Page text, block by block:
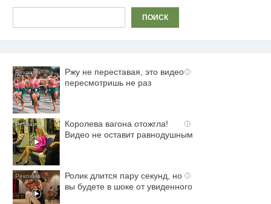
ПОИСК
i
Ржу не переставая, это видео
пересмотришь не раз
i
Королева вагона отожгла!
Видео не оставит равнодушным
i
Ролик длится пару секунд, но
вы будете в шоке от увиденного